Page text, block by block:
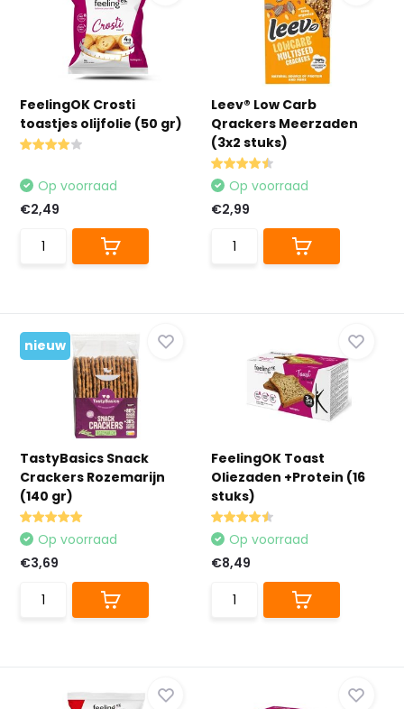
FeelingOK Crosti
toastjes olijfolie (50 gr)
Op voorraad
€2,49
Leev® Low Carb
Qrackers Meerzaden
(3x2 stuks)
Op voorraad
€2,99
nieuw
TastyBasics Snack
Crackers Rozemarijn
(140 gr)
Op voorraad
€3,69
FeelingOK Toast
Oliezaden +Protein (16
stuks)
Op voorraad
€8,49